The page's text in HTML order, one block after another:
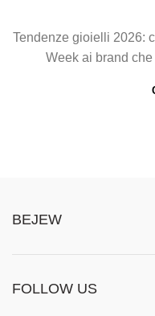
Tendenze gioielli 2026:
Week ai brand
BEJEW
FOLLOW US